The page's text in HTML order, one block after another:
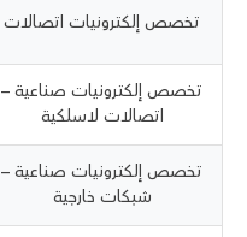
تخصص إلكترونيات اتصالات
تخصص إلكترونيات صناعية –
اتصالات لاسلكية
تخصص إلكترونيات صناعية –
شبكات خارجية